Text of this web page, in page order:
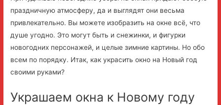
праздничную атмосферу, да и выглядят они весьма
привлекательно. Вы можете изобразить на окне всё, что
душе угодно. Это могут быть и снежинки, и фигурки
новогодних персонажей, и целые зимние картины. Но обо
всем по порядку. Итак, как украсить окно на Новый год
своими руками?
Украшаем окна к Новому году